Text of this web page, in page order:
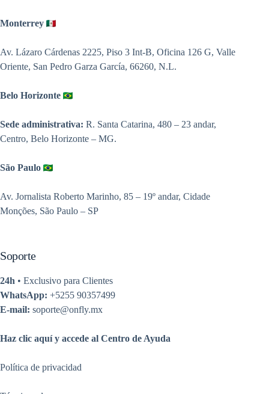
Monterrey
Av. Lázaro Cárdenas 2225, Piso 3 Int-B, Oficina 126 G, Valle
Oriente, San Pedro Garza García, 66260, N.L.
Belo Horizonte
Sede administrativa: R. Santa Catarina, 480 – 23 andar,
Centro, Belo Horizonte – MG.
São Paulo
Av. Jornalista Roberto Marinho, 85 – 19º andar, Cidade
Monções, São Paulo – SP
Soporte
24h • Exclusivo para Clientes
WhatsApp: +5255 90357499
E-mail: soporte@onfly.mx
Haz clic aquí y accede al Centro de Ayuda
Política de privacidad